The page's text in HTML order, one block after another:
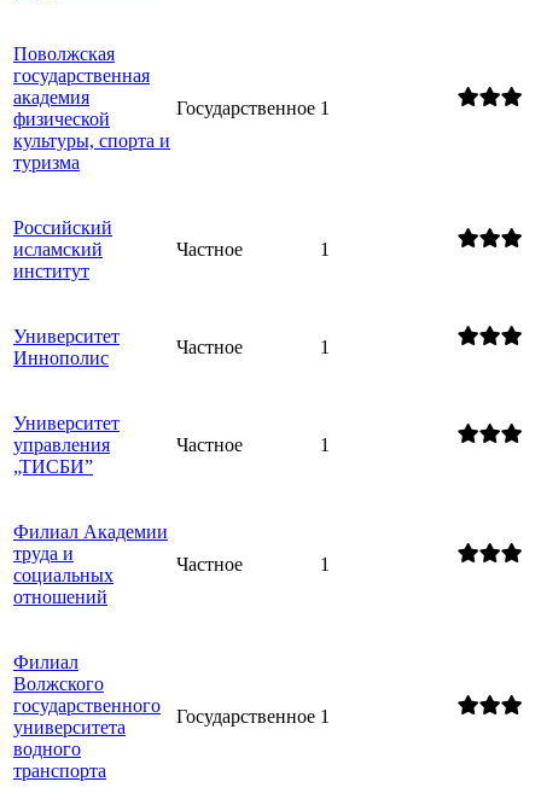
Поволжская
государственная
академия
физической
культуры, спорта и
туризма
Государственное 1
Российский
исламский
институт
Частное 1
Университет
Иннополис
Частное 1
Университет
управления
„ТИСБИ”
Частное 1
Филиал Академии
труда и
социальных
отношений
Частное 1
Филиал
Волжского
государственного
университета
водного
транспорта
Государственное 1